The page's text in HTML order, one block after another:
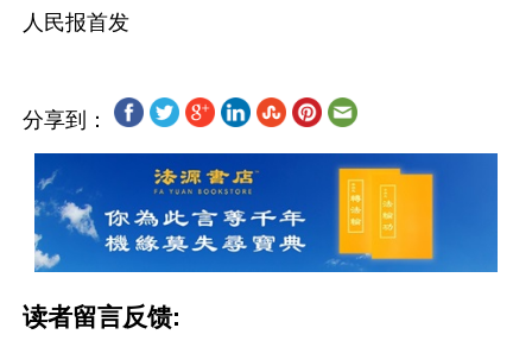
分享到：
读者留言反馈: